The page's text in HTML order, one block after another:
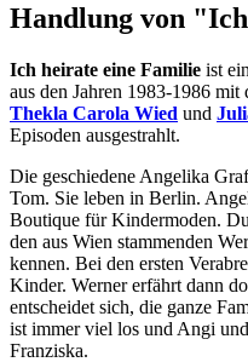
Handlung von
Ich heirate eine Familie ist
aus den Jahren 1983-1986 mit
Thekla Carola Wied und
Episoden ausgestrahlt.
Die geschiedene Angelika
Tom. Sie leben in Berlin.
Boutique für Kindermoden.
den aus Wien stammenden
kennen. Bei den ersten
Kinder. Werner erfährt dann
entscheidet sich, die ganze
ist immer viel los und Angi
Franziska.